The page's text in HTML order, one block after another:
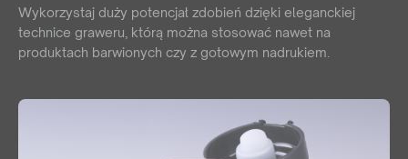
Wykorzystaj duży potencjał zdobień dzięki eleganckiej
technice graweru, którą można stosować nawet na
produktach barwionych czy z gotowym nadrukiem.